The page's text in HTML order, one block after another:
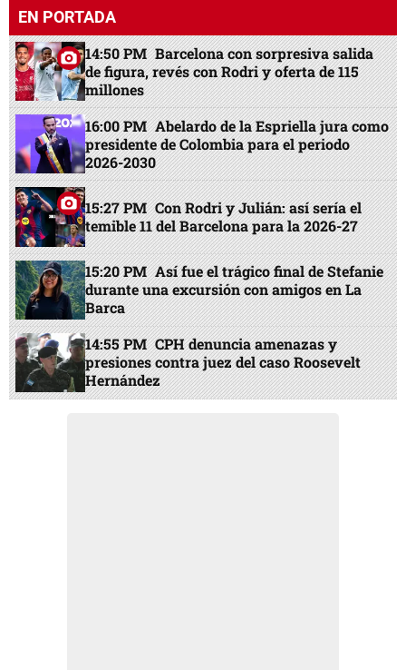
EN PORTADA
14:50 PM Barcelona con sorpresiva salida
de figura, revés con Rodri y oferta de 115
millones
16:00 PM Abelardo de la Espriella jura como
presidente de Colombia para el periodo
2026-2030
15:27 PM Con Rodri y Julián: así sería el
temible 11 del Barcelona para la 2026-27
15:20 PM Así fue el trágico final de Stefanie
durante una excursión con amigos en La
Barca
14:55 PM CPH denuncia amenazas y
presiones contra juez del caso Roosevelt
Hernández